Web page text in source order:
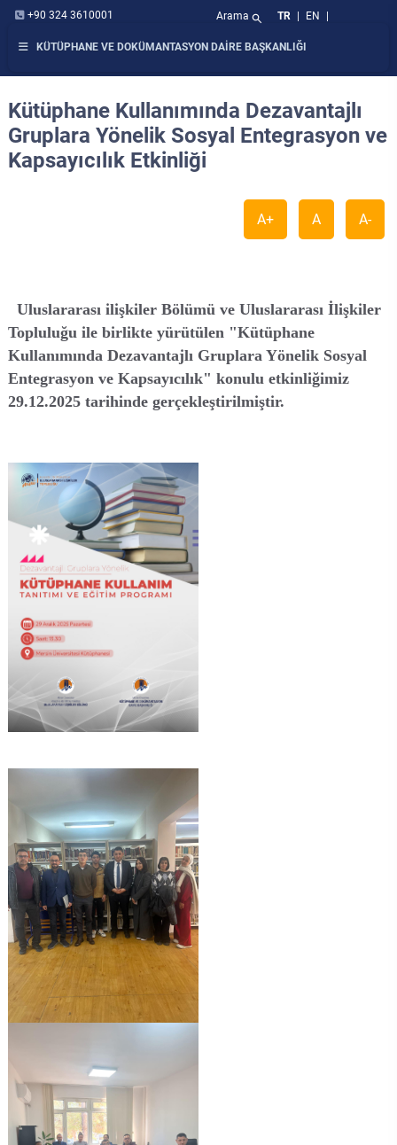
+90 324 3610001 Arama search TR EN
KÜTÜPHANE VE DOKÜMANTASYON DAİRE BAŞKANLIĞI
Kütüphane Kullanımında Dezavantajlı
Gruplara Yönelik Sosyal Entegrasyon ve
Kapsayıcılık Etkinliği
A+ A A-
Uluslararası ilişkiler Bölümü ve Uluslararası İlişkiler
Topluluğu ile birlikte yürütülen "Kütüphane
Kullanımında Dezavantajlı Gruplara Yönelik Sosyal
Entegrasyon ve Kapsayıcılık" konulu etkinliğimiz
29.12.2025 tarihinde gerçekleştirilmiştir.